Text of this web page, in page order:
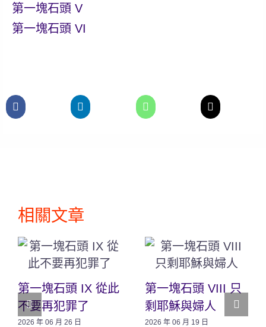
第一塊石頭 V
第一塊石頭 VI
相關文章
第一塊石頭 IX 從此
不要再犯罪了
2026 年 06 月 26 日
第一塊石頭 VIII 只
剩耶穌與婦人
2026 年 06 月 19 日